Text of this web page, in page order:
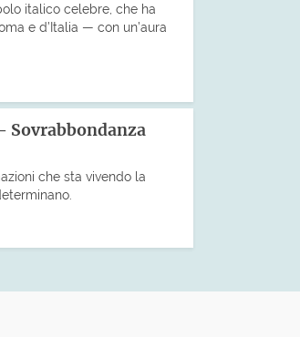
italico celebre, che ha
e d’Italia — con un’aura
che sta vivendo la